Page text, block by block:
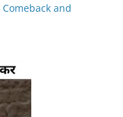
Comeback and